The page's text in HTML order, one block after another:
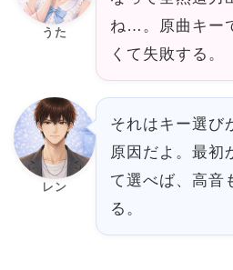
うた
ね…。原曲キー
くて失敗する。
レン
それはキー選び
原因だよ。最初
て選べば、高音
る。